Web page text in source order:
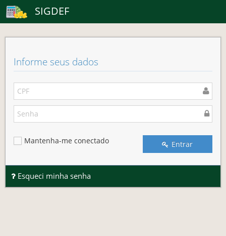
SIGDEF
Informe seus dados
Mantenha-me conectado Entrar
Esqueci minha senha